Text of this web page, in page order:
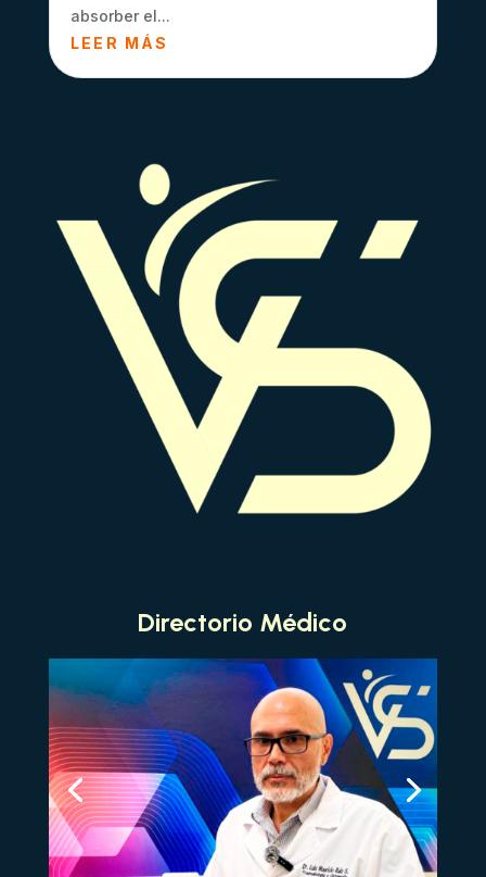
absorber el...
LEER MÁS
Directorio Médico